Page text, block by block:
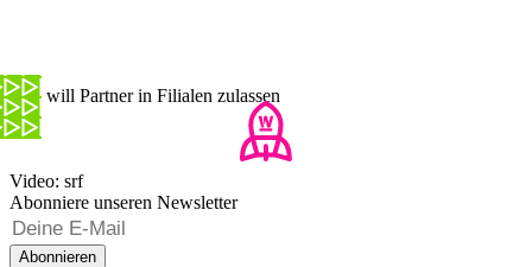
Post will Partner in Filialen zulassen
Video: srf
Abonniere unseren Newsletter
Abonnieren